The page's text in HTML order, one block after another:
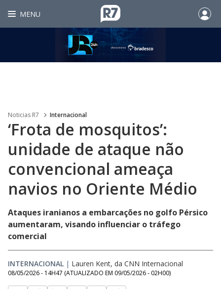
MENU
Noticias R7 Internacional
‘Frota de mosquitos’:
unidade de ataque não
convencional ameaça
navios no Oriente Médio
Ataques iranianos a embarcações no golfo Pérsico
aumentaram, visando influenciar o tráfego
comercial
INTERNACIONAL | Lauren Kent, da CNN Internacional
08/05/2026 - 14H47 (ATUALIZADO EM 09/05/2026 - 02H00)